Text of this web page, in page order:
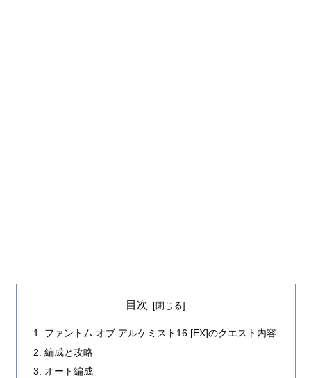
目次
ファントム オブ アルケミスト16 [EX]のクエスト内容
編成と攻略
オート編成